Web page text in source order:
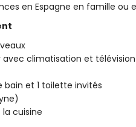
en Espagne en famille ou
avec climatisation et télévision
bain et 1 toilette invités
cuisine